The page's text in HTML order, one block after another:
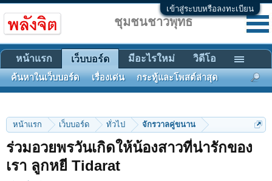
เข้าสู่ระบบหรือลงทะเบียน
หน้าแรก เว็บบอร์ด ทั่วไป จักรวาลคู่ขนาน
ร่วมอวยพรวันเกิดให้น้องสาวที่น่ารักของ
เรา ลูกหยี Tidarat
ชุมชนชาวพุทธ
หน้าแรก เว็บบอร์ด
ค้นหาในเว็บบอร์ด เรื่องเด่น กระทู้และโพสต์ล่าสุด
มีอะไรใหม่ วิดีโอ